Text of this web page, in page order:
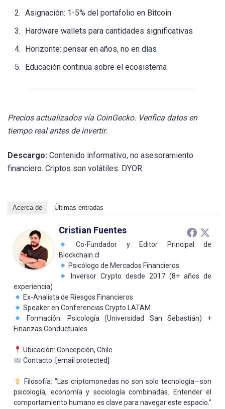
Asignación: 1-5% del portafolio en Bitcoin
Hardware wallets para cantidades significativas
Horizonte: pensar en años, no en días
Educación continua sobre el ecosistema
Precios actualizados vía CoinGecko. Verifica datos en
tiempo real antes de invertir.
Descargo: Contenido informativo, no asesoramiento
financiero. Criptos son volátiles. DYOR.
Acerca de Últimas entradas
Cristian Fuentes
Co-Fundador y Editor Principal de
Blockchain.cl
Psicólogo de Mercados Financieros
Inversor Crypto desde 2017 (8+ años de
experiencia)
Ex-Analista de Riesgos Financieros
Speaker en Conferencias Crypto LATAM
Formación: Psicología (Universidad San Sebastián) +
Finanzas Conductuales
Ubicación: Concepción, Chile
Contacto: [email protected]
Filosofía: "Las criptomonedas no son solo tecnología—son
psicología, economía y sociología combinadas. Entender el
comportamiento humano es clave para navegar este espacio."